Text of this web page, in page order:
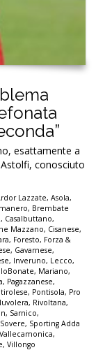
esattamente a
conosciuto
Lazzate, Asola,
, Brembate
, Casalbuttano,
Mazzano, Cisanese,
, Foresto, Forza &
, Gavarnese,
, Inveruno, Lecco,
, Mariano,
, Pagazzanese,
, Pontisola, Pro
, Rivoltana,
, Sarnico,
Sovere, Sporting Adda
Vallecamonica,
, Villongo